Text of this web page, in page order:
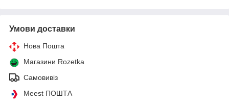
Умови доставки
Нова Пошта
Магазини Rozetka
Самовивіз
Meest ПОШТА